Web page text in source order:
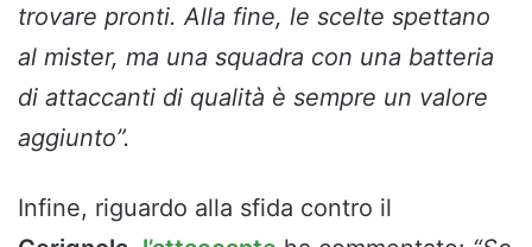
trovare pronti. Alla fine, le scelte spettano
al mister, ma una squadra con una batteria
di attaccanti di qualità è sempre un valore
aggiunto”.
Infine, riguardo alla sfida contro il